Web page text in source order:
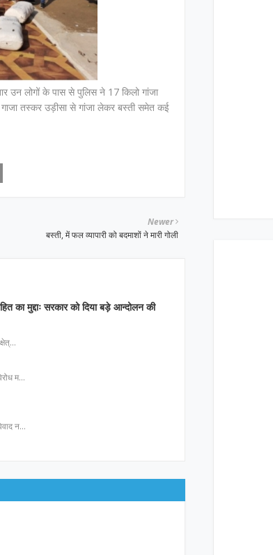
उन लोगों के पास से पुलिस ने 17 किलो गांजा
गाजा तस्कर उड़ीसा से गांजा लेकर बस्ती समेत कई
Newer
बस्ती, में फल व्यापारी को बदमाशों ने मारी गोली
का मुद्दाः सरकार को दिया बड़े आन्दोलन की
म…
न…